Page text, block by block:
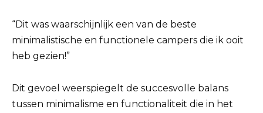
“Dit was waarschijnlijk een van de beste
minimalistische en functionele campers die ik ooit
heb gezien!”
Dit gevoel weerspiegelt de succesvolle balans
tussen minimalisme en functionaliteit die in het